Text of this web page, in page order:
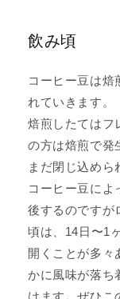
飲み頃
コーヒー豆は焙
れていきます。
焙煎したてはフ
の方は焙煎で発
まだ閉じ込めら
コーヒー豆によ
後するのですが
頃は、14日〜1
開くことが多々
かに風味が落ち